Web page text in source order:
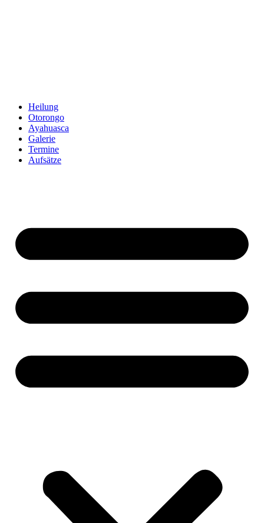
Heilung
Otorongo
Ayahuasca
Galerie
Termine
Aufsätze